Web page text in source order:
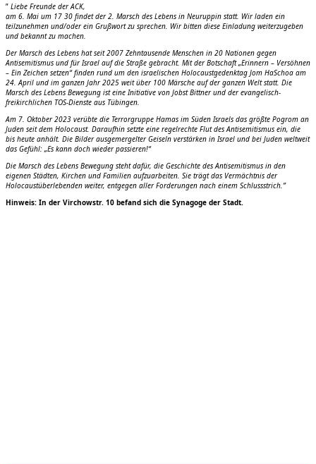
” Liebe Freunde der ACK,
am 6. Mai um 17 30 findet der 2. Marsch des Lebens in Neuruppin statt. Wir laden ein
teilzunehmen und/oder ein Grußwort zu sprechen. Wir bitten diese Einladung weiterzugeben
und bekannt zu machen.
Der Marsch des Lebens hat seit 2007 Zehntausende Menschen in 20 Nationen gegen
Antisemitismus und für Israel auf die Straße gebracht. Mit der Botschaft „Erinnern – Versöhnen
– Ein Zeichen setzen“ finden rund um den israelischen Holocaustgedenktag Jom HaSchoa am
24. April und im ganzen Jahr 2025 weit über 100 Märsche auf der ganzen Welt statt. Die
Marsch des Lebens Bewegung ist eine Initiative von Jobst Bittner und der evangelisch-
freikirchlichen TOS-Dienste aus Tübingen.
Am 7. Oktober 2023 verübte die Terrorgruppe Hamas im Süden Israels das größte Pogrom an
Juden seit dem Holocaust. Daraufhin setzte eine regelrechte Flut des Antisemitismus ein, die
bis heute anhält. Die Bilder ausgemergelter Geiseln verstärken in Israel und bei Juden weltweit
das Gefühl: „Es kann doch wieder passieren!“
Die Marsch des Lebens Bewegung steht dafür, die Geschichte des Antisemitismus in den
eigenen Städten, Kirchen und Familien aufzuarbeiten. Sie trägt das Vermächtnis der
Holocaustüberlebenden weiter, entgegen aller Forderungen nach einem Schlussstrich.”
Hinweis: In der Virchowstr. 10 befand sich die Synagoge der Stadt.